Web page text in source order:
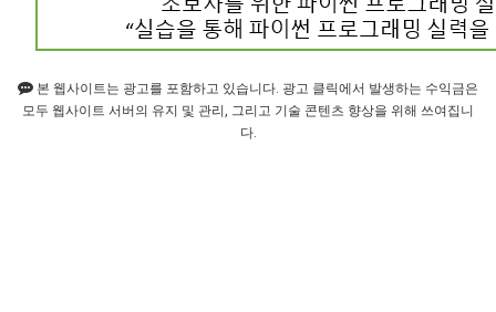
본 웹사이트는 광고를 포함하고 있습니다. 광고 클릭에서 발생하는 수익금은
모두 웹사이트 서버의 유지 및 관리, 그리고 기술 콘텐츠 향상을 위해 쓰여집니
다.